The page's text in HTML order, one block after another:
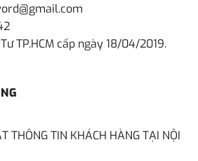
TP.HCM cấp ngày 18/04/2019.
THÔNG TIN KHÁCH HÀNG TẠI NỘI